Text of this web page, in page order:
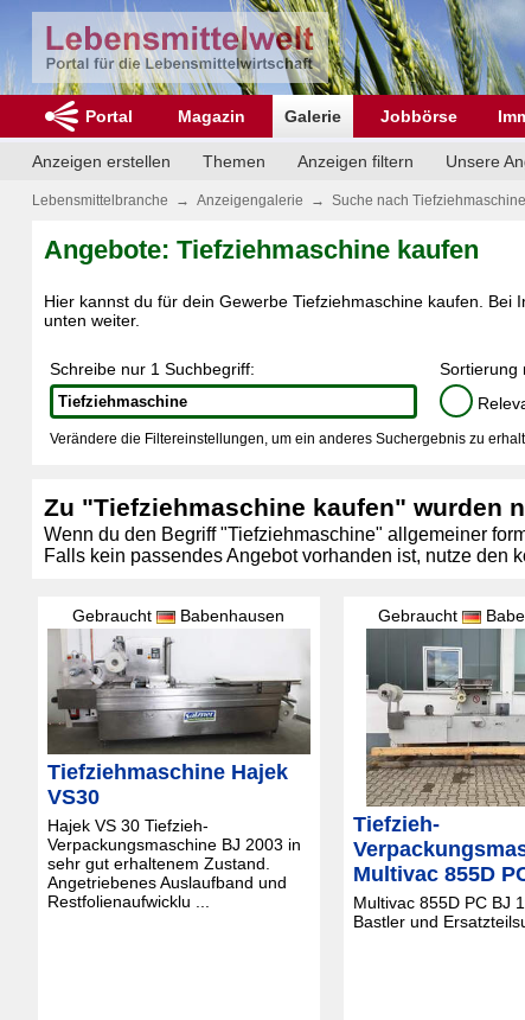
Portal Magazin Galerie Jobbörse
Anzeigen erstellen Themen Anzeigen filtern Unsere
Lebensmittelbranche → Anzeigengalerie → Suche nach Tiefziehmaschine
Angebote: Tiefziehmaschine kaufen
Hier kannst du für dein Gewerbe Tiefziehmaschine kaufen.
unten weiter.
Schreibe nur 1 Suchbegriff:
Sortierung
Verändere die Filtereinstellungen, um ein anderes Suchergebnis zu
Zu "Tiefziehmaschine kaufen" wurden
Wenn du den Begriff "Tiefziehmaschine" allgemeiner
Falls kein passendes Angebot vorhanden ist, nutze den
Gebraucht Babenhausen
Tiefziehmaschine Hajek
VS30
Hajek VS 30 Tiefzieh-
Verpackungsmaschine BJ 2003 in
sehr gut erhaltenem Zustand.
Angetriebenes Auslaufband und
Restfolienaufwicklu ...
Gebraucht
Tiefzieh-
Multivac 855D
Multivac 855D PC BJ
Bastler und